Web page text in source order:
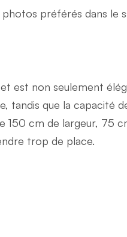
préférés dans le
est non seulement
tandis que la capacité
150 cm de largeur, 75
trop de place.